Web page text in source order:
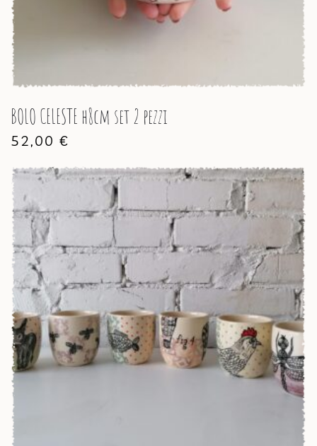
BOLO CELESTE h8cm set 2 pezzi
52,00 €